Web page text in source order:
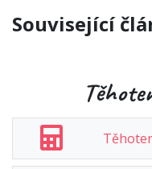
Související